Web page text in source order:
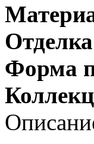
Форма